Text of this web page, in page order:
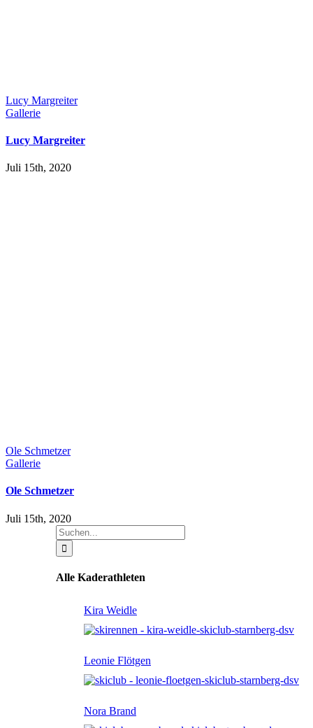
Lucy Margreiter
Gallerie
Lucy Margreiter
Juli 15th, 2020
Ole Schmetzer
Gallerie
Ole Schmetzer
Juli 15th, 2020
Suche
nach:
Alle Kaderathleten
Kira Weidle
Leonie Flötgen
Nora Brand